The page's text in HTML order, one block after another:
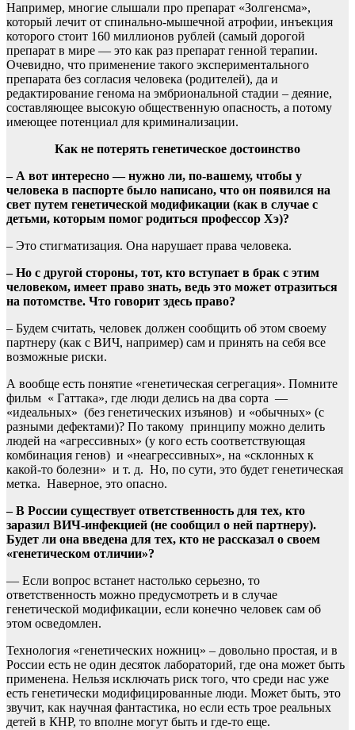
Например, многие слышали про препарат «Золгенсма»,
который лечит от спинально-мышечной атрофии, инъекция
которого стоит 160 миллионов рублей (самый дорогой
препарат в мире — это как раз препарат генной терапии.
Очевидно, что применение такого экспериментального
препарата без согласия человека (родителей), да и
редактирование генома на эмбриональной стадии – деяние,
составляющее высокую общественную опасность, а потому
имеющее потенциал для криминализации.
Как не потерять генетическое достоинство
– А вот интересно — нужно ли, по-вашему, чтобы у
человека в паспорте было написано, что он появился на
свет путем генетической модификации (как в случае с
детьми, которым помог родиться профессор Хэ)?
– Это стигматизация. Она нарушает права человека.
– Но с другой стороны, тот, кто вступает в брак с этим
человеком, имеет право знать, ведь это может отразиться
на потомстве. Что говорит здесь право?
– Будем считать, человек должен сообщить об этом своему
партнеру (как с ВИЧ, например) сам и принять на себя все
возможные риски.
А вообще есть понятие «генетическая сегрегация». Помните
фильм « Гаттака», где люди делись на два сорта —
«идеальных» (без генетических изъянов) и «обычных» (с
разными дефектами)? По такому принципу можно делить
людей на «агрессивных» (у кого есть соответствующая
комбинация генов) и «неагрессивных», на «склонных к
какой-то болезни» и т. д. Но, по сути, это будет генетическая
метка. Наверное, это опасно.
– В России существует ответственность для тех, кто
заразил ВИЧ-инфекцией (не сообщил о ней партнеру).
Будет ли она введена для тех, кто не рассказал о своем
«генетическом отличии»?
— Если вопрос встанет настолько серьезно, то
ответственность можно предусмотреть и в случае
генетической модификации, если конечно человек сам об
этом осведомлен.
Технология «генетических ножниц» – довольно простая, и в
России есть не один десяток лабораторий, где она может быть
применена. Нельзя исключать риск того, что среди нас уже
есть генетически модифицированные люди. Может быть, это
звучит, как научная фантастика, но если есть трое реальных
детей в КНР, то вполне могут быть и где-то еще.